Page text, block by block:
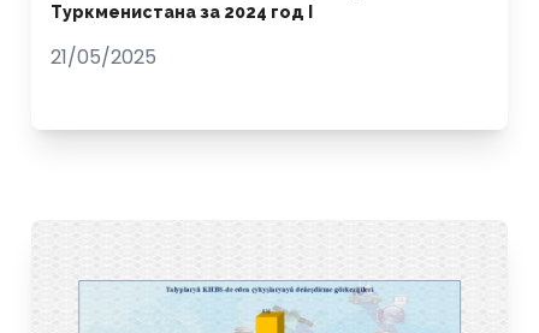
Туркменистана за 2024 год I
21/05/2025